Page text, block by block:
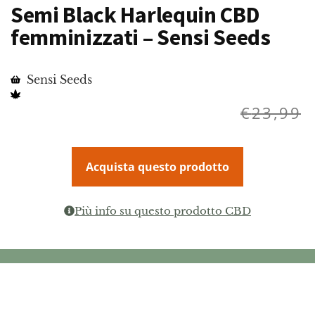
Semi Black Harlequin CBD
femminizzati – Sensi Seeds
Sensi Seeds
€23,99
Acquista questo prodotto
Più info su questo prodotto CBD